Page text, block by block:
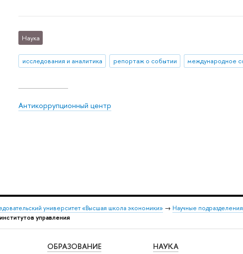
Наука
исследования и аналитика репортаж о событии
Антикоррупционный центр
университет «Высшая школа экономики» → Научные подразделения
управления
ОБРАЗОВАНИЕ НАУКА